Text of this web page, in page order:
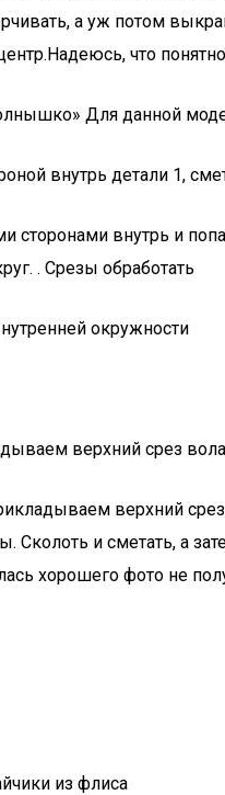
а уж потом
что
Для данной
внутрь детали 1,
внутрь и
. Срезы обработать
окружности
верхний срез
верхний
и сметать, а
хорошего фото не
из флиса